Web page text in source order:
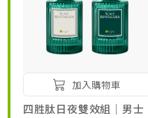
零碳禮盒
經典咖啡因系列
髮絲養護
臉部保養
加入購物車
四胜肽日夜雙效組｜男士